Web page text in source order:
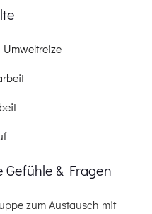
& Fragen
zum Austausch mit